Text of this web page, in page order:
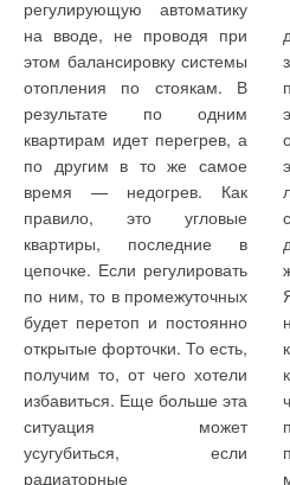
регулирующую автоматику
на вводе, не проводя при
этом балансировку системы
отопления по стоякам. В
результате по одним
квартирам идет перегрев, а
по другим в то же самое
время — недогрев. Как
правило, это угловые
квартиры, последние в
цепочке. Если регулировать
по ним, то в промежуточных
будет перетоп и постоянно
открытые форточки. То есть,
получим то, от чего хотели
избавиться. Еще больше эта
ситуация может
усугубиться, если
радиаторные
насосов
ЖУРНАЛ СОК МАЙ 2020
→ KSB в России: итоги, планы,
ЖУРНАЛ СОК ФЕВРАЛЬ 2020
Комментарии
Добавить комментарий
Ваше имя *
Котельная завода
«МАКФА»
Газовая котельная
агропромышленного
объединения «МАКФА»
расположена в поселке
Рощино Челябинской
области и обеспечивает
горячей водой
технологическую сеть и
систему отопления здания.
В котельной ОАО «МАКФА»
установлены три
водогрейных котла типа
Vapor TTKV-50-50 с
экономайзером общей
мощностью 5 МВт. Котлы